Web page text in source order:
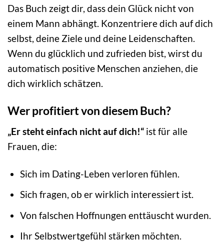
Das Buch zeigt dir, dass dein Glück nicht von
einem Mann abhängt. Konzentriere dich auf dich
selbst, deine Ziele und deine Leidenschaften.
Wenn du glücklich und zufrieden bist, wirst du
automatisch positive Menschen anziehen, die
dich wirklich schätzen.
Wer profitiert von diesem Buch?
„Er steht einfach nicht auf dich!“ ist für alle
Frauen, die:
Sich im Dating-Leben verloren fühlen.
Sich fragen, ob er wirklich interessiert ist.
Von falschen Hoffnungen enttäuscht wurden.
Ihr Selbstwertgefühl stärken möchten.